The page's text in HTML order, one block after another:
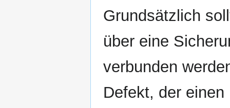
Grundsätzlich
über eine
verbunden
Defekt, der